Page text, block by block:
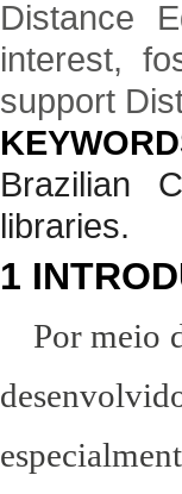
Distance
interest,
support
Brazilian
libraries.
1
Por meio